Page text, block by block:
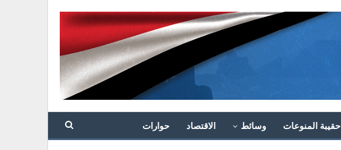
حقيبة المنوعات وسائط الاقتصاد حوارات